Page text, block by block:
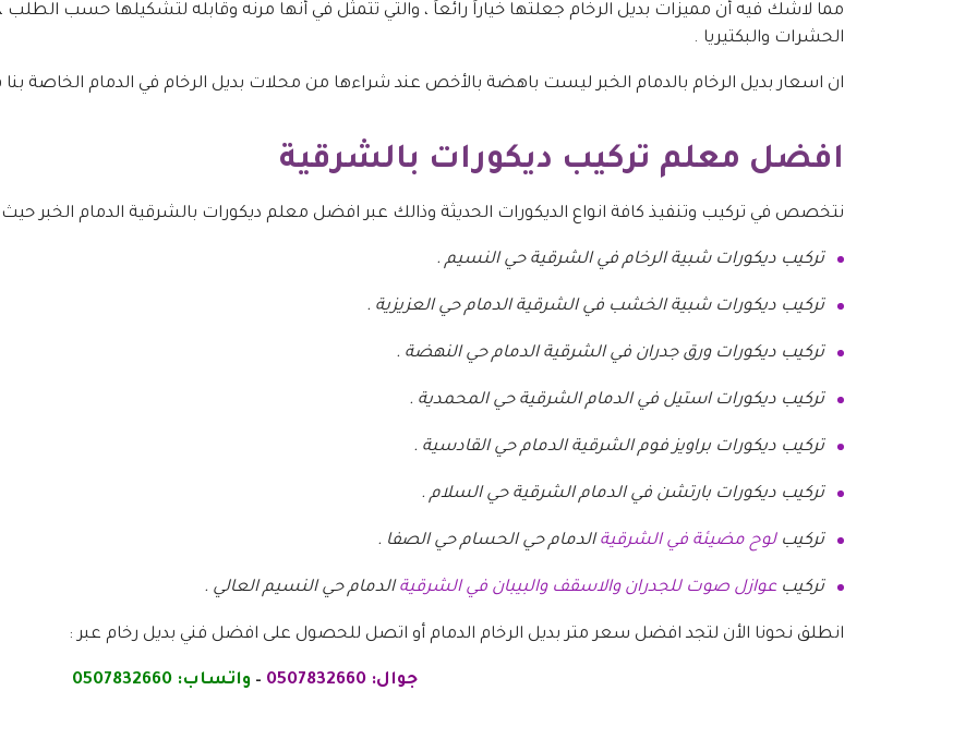
مما لاشك فيه أن مميزات بديل الرخام جعلتها خياراً رائعاً ، والتي تتمثل في أنها مرنه وقابله لتشكيلها حسب
الحشرات والبكتيريا .
ان اسعار بديل الرخام بالدمام الخبر ليست باهضة بالأخص عند شراءها من محلات بديل الرخام في الدمام الخاصة
افضل معلم تركيب ديكورات بالشرقية
نتخصص في تركيب وتنفيذ كافة انواع الديكورات الحديثة وذالك عبر افضل معلم ديكورات بالشرقية الدمام الخبر حيث
تركيب ديكورات شبية الرخام في الشرقية حي النسيم .
تركيب ديكورات شبية الخشب في الشرقية الدمام حي العزيزية .
تركيب ديكورات ورق جدران في الشرقية الدمام حي النهضة .
تركيب ديكورات استيل في الدمام الشرقية حي المحمدية .
تركيب ديكورات براويز فوم الشرقية الدمام حي القادسية .
تركيب ديكورات بارتشن في الدمام الشرقية حي السلام .
تركيبلوح مضيئة في الشرقية الدمام حي الحسام حي الصفا .
تركيب عوازل صوت للجدران والاسقف والبيبان في الشرقية الدمام حي النسيم العالي .
انطلق نحونا الأن لتجد افضل سعر متر بديل الرخام الدمام أو اتصل للحصول على افضل فني بديل رخام عبر :
جوال: 0507832660 – واتساب: 0507832660